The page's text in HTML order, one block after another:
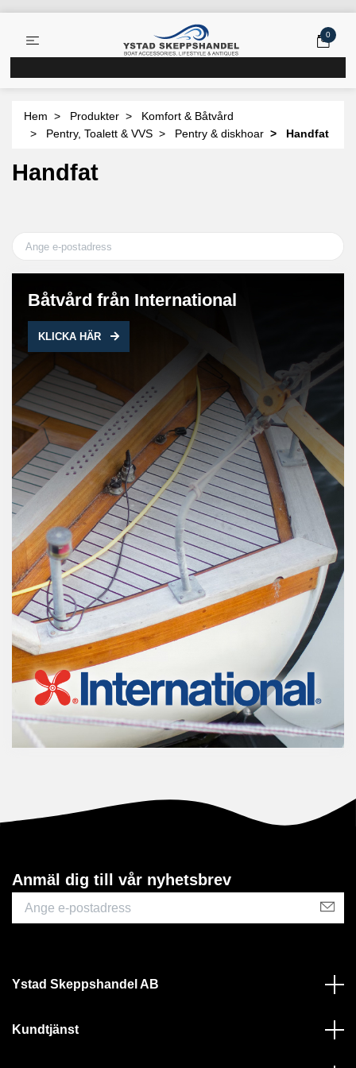
0
Båtvård från International
KLICKA HÄR
Hem Produkter
Komfort & Båtvård
Pentry, Toalett & VVS
Pentry & diskhoar Handfat
Handfat
Anmäl dig till vår nyhetsbrev
Ystad Skeppshandel AB
Kundtjänst